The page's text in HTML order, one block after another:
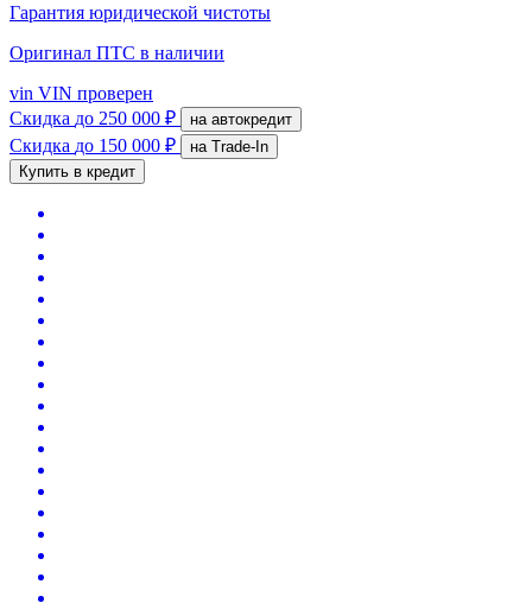
Гарантия юридической чистоты
Оригинал ПТС в наличии
vin VIN проверен
Скидка до 250 000 ₽ на автокредит
Скидка до 150 000 ₽
на Trade-In
Купить в кредит